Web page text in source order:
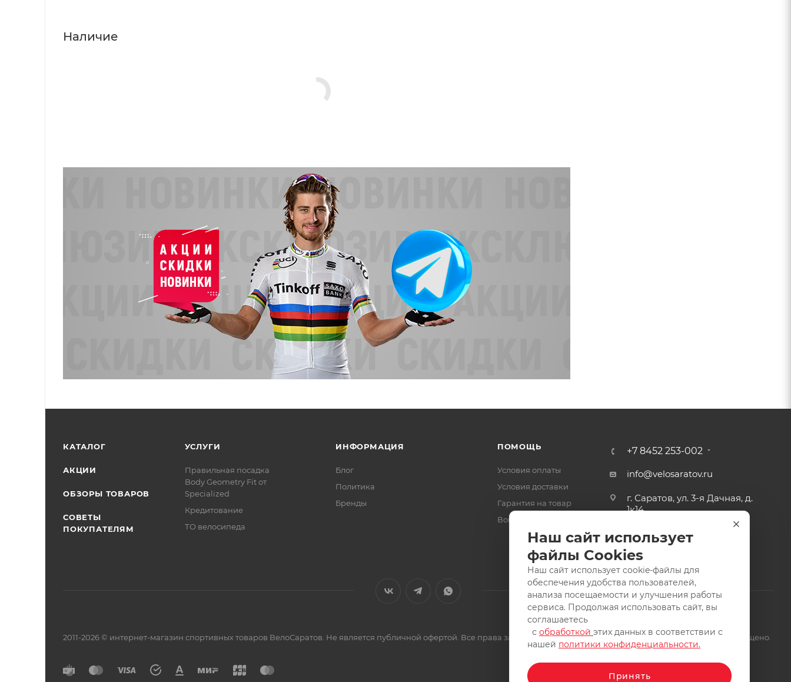
Наличие
КАТАЛОГ
АКЦИИ
ОБЗОРЫ ТОВАРОВ
СОВЕТЫ
ПОКУПАТЕЛЯМ
УСЛУГИ
Правильная посадка
Body Geometry Fit от
Specialized
Кредитование
ТО велосипеда
ИНФОРМАЦИЯ
Блог
Политика
Бренды
ПОМОЩЬ
Условия оплаты
Условия доставки
Гарантия на товар
Вопрос-ответ
+7 8452 253-002
info@velosaratov.ru
г. Саратов, ул. 3-я Дачная, д.
1к14
2011-2026 © интернет-магазин спортивных товаров ВелоСаратов. Не является публичной офертой. Все права защищены. Заимствование материалов и фотографий запрещено.
Наш сайт использует
файлы Cookies
Наш сайт использует cookie-файлы для
обеспечения удобства пользователей,
анализа посещаемости и улучшения работы
сервиса. Продолжая использовать сайт, вы
соглашаетесь
с обработкой этих данных в соответствии с
нашей политики конфиденциальности.
Принять